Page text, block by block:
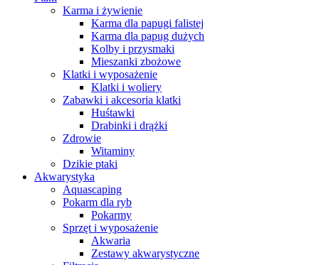
Karma i żywienie
Karma dla papugi falistej
Karma dla papug dużych
Kolby i przysmaki
Mieszanki zbożowe
Klatki i wyposażenie
Klatki i woliery
Zabawki i akcesoria klatki
Huśtawki
Drabinki i drążki
Zdrowie
Witaminy
Dzikie ptaki
Akwarystyka
Aquascaping
Pokarm dla ryb
Pokarmy
Sprzęt i wyposażenie
Akwaria
Zestawy akwarystyczne